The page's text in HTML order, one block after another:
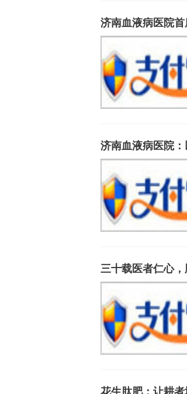
济南血液病医院
济南血液病医院
三十载医者仁心
花生肽肥：让耕